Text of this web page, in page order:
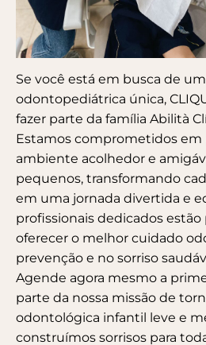
Se você está em busca de
odontopediátrica única,
fazer parte da família Abilità
Estamos comprometidos
ambiente acolhedor e
pequenos, transformando
em uma jornada divertida e
profissionais dedicados estão
oferecer o melhor cuidado
prevenção e no sorriso
Agende agora mesmo a
parte da nossa missão de
odontológica infantil leve e
construímos sorrisos para